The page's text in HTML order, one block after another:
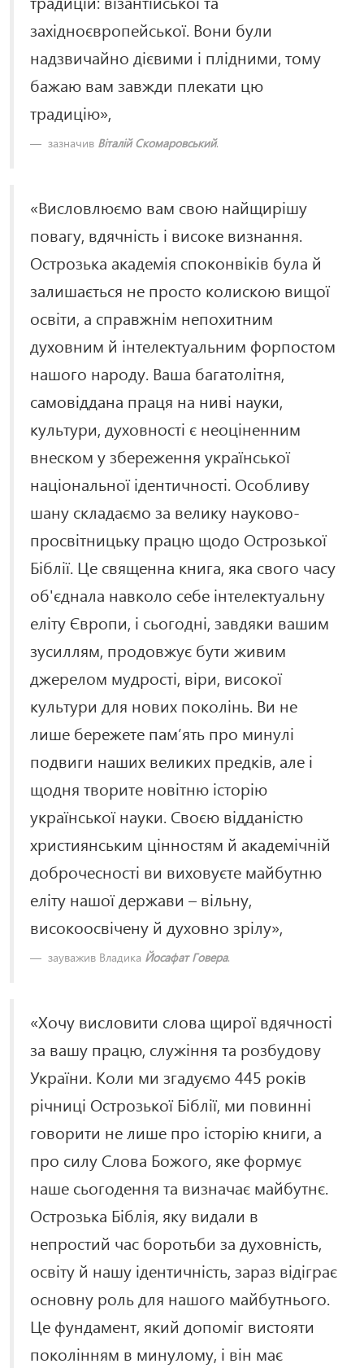
західноєвропейської. Вони були
надзвичайно дієвими і плідними, тому
бажаю вам завжди плекати цю
традицію»,
зазначив Віталій Скомаровський.
«Висловлюємо вам свою найщирішу
повагу, вдячність і високе визнання.
Острозька академія споконвіків була й
залишається не просто колискою вищої
освіти, а справжнім непохитним
духовним й інтелектуальним форпостом
нашого народу. Ваша багатолітня,
самовіддана праця на ниві науки,
культури, духовності є неоціненним
внеском у збереження української
національної ідентичності. Особливу
шану складаємо за велику науково-
просвітницьку працю щодо Острозької
Біблії. Це священна книга, яка свого часу
об'єднала навколо себе інтелектуальну
еліту Європи, і сьогодні, завдяки вашим
зусиллям, продовжує бути живим
джерелом мудрості, віри, високої
культури для нових поколінь. Ви не
лише бережете пам’ять про минулі
подвиги наших великих предків, але і
щодня творите новітню історію
української науки. Своєю відданістю
християнським цінностям й академічній
доброчесності ви виховуєте майбутню
еліту нашої держави – вільну,
високоосвічену й духовно зрілу»,
зауважив Владика Йосафат Говера.
«Хочу висловити слова щирої вдячності
за вашу працю, служіння та розбудову
України. Коли ми згадуємо 445 років
річниці Острозької Біблії, ми повинні
говорити не лише про історію книги, а
про силу Слова Божого, яке формує
наше сьогодення та визначає майбутнє.
Острозька Біблія, яку видали в
непростий час боротьби за духовність,
освіту й нашу ідентичність, зараз відіграє
основну роль для нашого майбутнього.
Це фундамент, який допоміг вистояти
поколінням в минулому, і він має